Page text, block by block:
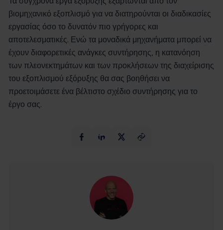
βιομηχανικό εξοπλισμό για να διατηρούνται οι διαδικασίες
εργασίας όσο το δυνατόν πιο γρήγορες και
αποτελεσματικές. Ενώ τα μοναδικά μηχανήματα μπορεί να
έχουν διαφορετικές ανάγκες συντήρησης, η κατανόηση
των πλεονεκτημάτων και των προκλήσεων της διαχείρισης
του εξοπλισμού εξόρυξης θα σας βοηθήσει να
προετοιμάσετε ένα βέλτιστο σχέδιο συντήρησης για το
έργο σας.